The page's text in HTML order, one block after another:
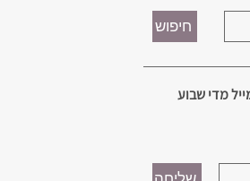
מדי שבוע